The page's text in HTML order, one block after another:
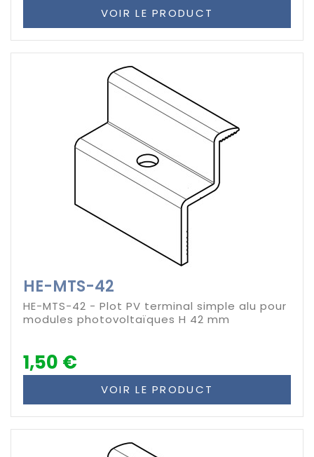
VOIR LE PRODUCT
HE-MTS-42
HE-MTS-42 - Plot PV terminal simple alu pour
modules photovoltaïques H 42 mm
1,50 €
VOIR LE PRODUCT